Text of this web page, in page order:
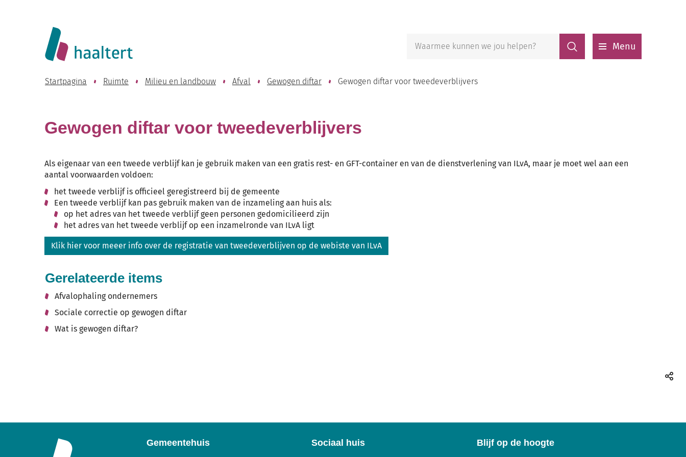
Website
Lokaal
Haaltert
Menu
kunnen
helpen?
Zoeken
Startpagina Ruimte Milieu en landbouw Afval Gewogen diftar Gewogen diftar voor tweedeverblijvers
Gewogen diftar voor tweedeverblijvers
Als eigenaar van een tweede verblijf kan je gebruik maken van een gratis rest- en GFT-container en van de dienstverlening van ILvA, maar je moet wel aan een
aantal voorwaarden voldoen:
het tweede verblijf is officieel geregistreerd bij de gemeente
Een tweede verblijf kan pas gebruik maken van de inzameling aan huis als:
op het adres van het tweede verblijf geen personen gedomicilieerd zijn
het adres van het tweede verblijf op een inzamelronde van ILvA ligt
Klik hier voor meeer info over de registratie van tweedeverblijven op de webiste van ILvA
Gerelateerde items
Afvalophaling ondernemers
Sociale correctie op gewogen diftar
Wat is gewogen diftar?
Gemeentehuis Sociaal huis Blijf op de hoogte